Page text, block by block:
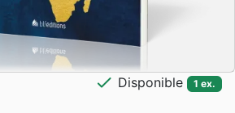
check Disponible 1 ex.